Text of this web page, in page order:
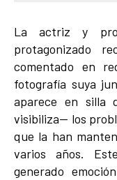
La actriz y
protagonizado
comentado en
fotografía suya
aparece en silla
visibiliza— los
que la han
varios años.
generado